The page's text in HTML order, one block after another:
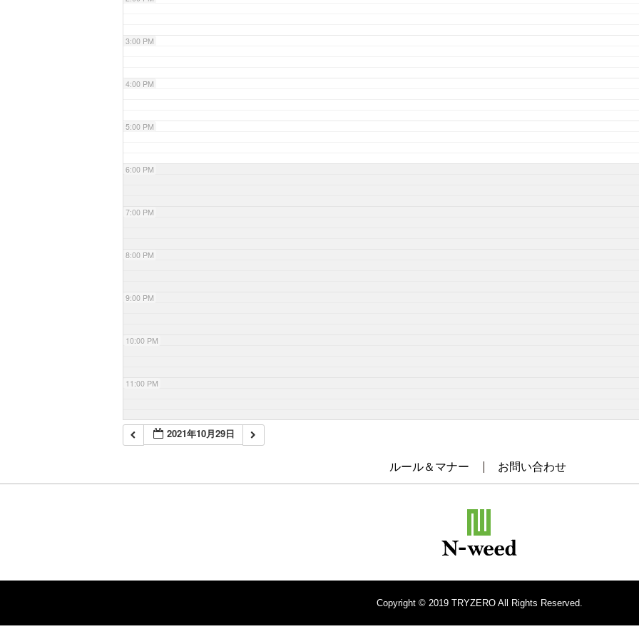
3:00 PM
4:00 PM
5:00 PM
6:00 PM
7:00 PM
8:00 PM
9:00 PM
10:00 PM
11:00 PM
2021年10月29日
ルール＆マナー お問い合わせ
Copyright © 2019 TRYZERO All Rights Reserved.